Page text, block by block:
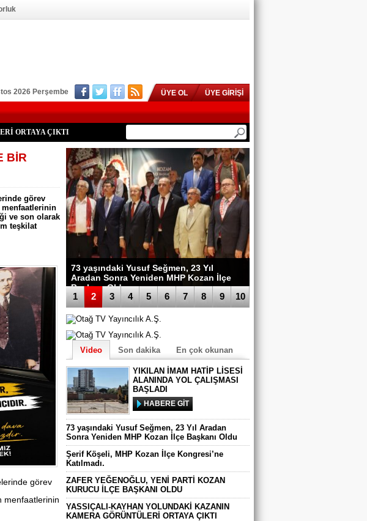
Oldu
ORTAYA ÇIKTI
YAŞIYORUZ.
KAYBETTİ
ÜYE OL ÜYE GİRİŞİ
2026 Perşembe
73 yaşındaki Yusuf Seğmen, 23 Yıl
Aradan Sonra Yeniden MHP Kozan İlçe
Başkanı Oldu
1 2 3 4 5 6 7 8 9 10
Video Son dakika En çok okunan
YIKILAN İMAM HATİP LİSESİ
ALANINDA YOL ÇALIŞMASI
BAŞLADI
HABERE GİT
73 yaşındaki Yusuf Seğmen, 23 Yıl Aradan
Sonra Yeniden MHP Kozan İlçe Başkanı Oldu
Şerif Köşeli, MHP Kozan İlçe Kongresi’ne
Katılmadı.
ZAFER YEĞENOĞLU, YENİ PARTİ KOZAN
KURUCU İLÇE BAŞKANI OLDU
YASSIÇALI-KAYHAN YOLUNDAKİ KAZANIN
KAMERA GÖRÜNTÜLERİ ORTAYA ÇIKTI
BİR
görev
menfaatlerinin
ve son olarak
teşkilat
görev
menfaatlerinin